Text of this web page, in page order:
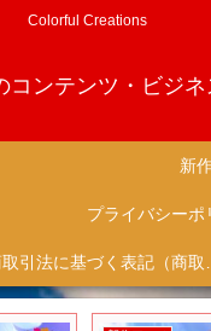
Colorful Creations
コンテンツ・ビジネ
新
特定商取